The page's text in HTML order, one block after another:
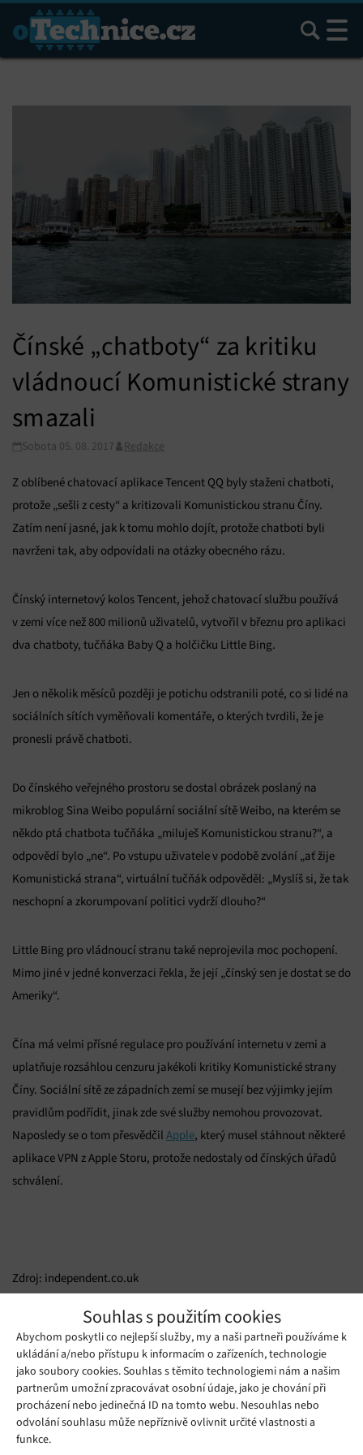
Souhlas s použitím cookies
Abychom poskytli co nejlepší služby, my a naši partneři používáme k
ukládání a/nebo přístupu k informacím o zařízeních, technologie
jako soubory cookies. Souhlas s těmito technologiemi nám a našim
partnerům umožní zpracovávat osobní údaje, jako je chování při
procházení nebo jedinečná ID na tomto webu. Nesouhlas nebo
odvolání souhlasu může nepříznivě ovlivnit určité vlastnosti a
funkce.
Hledat
Čínské „chatboty“ za kritiku
vládnoucí Komunistické strany
smazali
Sobota 05. 08. 2017 Redakce
Z oblíbené chatovací aplikace Tencent QQ byly staženi chatboti,
protože „sešli z cesty“ a kritizovali Komunistickou stranu Číny.
Zatím není jasné, jak k tomu mohlo dojít, protože chatboti byli
navrženi tak, aby odpovídali na otázky obecného rázu.
Čínský internetový kolos Tencent, jehož chatovací službu používá
v zemi více než 800 milionů uživatelů, vytvořil v březnu pro aplikaci
dva chatboty, tučňáka Baby Q a holčičku Little Bing.
Jen o několik měsíců později je potichu odstranili poté, co si lidé na
sociálních sítích vyměňovali komentáře, o kterých tvrdili, že je
pronesli právě chatboti.
Do čínského veřejného prostoru se dostal obrázek poslaný na
mikroblog Sina Weibo populární sociální sítě Weibo, na kterém se
někdo ptá chatbota tučňáka „miluješ Komunistickou stranu?“, a
odpovědí bylo „ne“. Po vstupu uživatele v podobě zvolání „ať žije
Komunistická strana“, virtuální tučňák odpověděl: „Myslíš si, že tak
neschopní a zkorumpovaní politici vydrží dlouho?“
Little Bing pro vládnoucí stranu také neprojevila moc pochopení.
Mimo jiné v jedné konverzaci řekla, že její „čínský sen je dostat se do
Ameriky“.
Čína má velmi přísné regulace pro používání internetu v zemi a
uplatňuje rozsáhlou cenzuru jakékoli kritiky Komunistické strany
Číny. Sociální sítě ze západních zemí se musejí bez výjimky jejím
pravidlům podřídit, jinak zde své služby nemohou provozovat.
Naposledy se o tom přesvědčil Apple, který musel stáhnout některé
aplikace VPN z Apple Storu, protože nedostaly od čínských úřadů
schválení.
Zdroj: independent.co.uk
Mohlo by se vám líbit